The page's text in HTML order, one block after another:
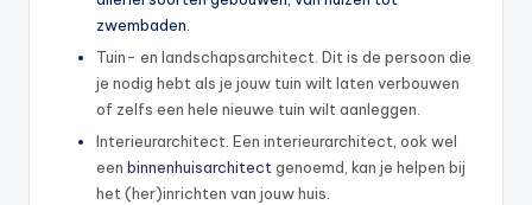
zwembaden.
Tuin- en landschapsarchitect. Dit is de persoon die
je nodig hebt als je jouw tuin wilt laten verbouwen
of zelfs een hele nieuwe tuin wilt aanleggen.
Interieurarchitect. Een interieurarchitect, ook wel
een binnenhuisarchitect genoemd, kan je helpen bij
het (her)inrichten van jouw huis.